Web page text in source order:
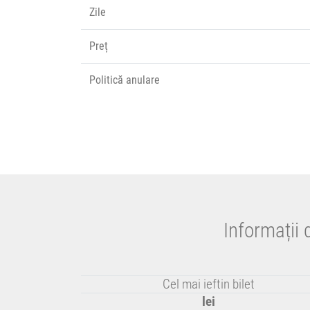
Zile
Preț
Politică anulare
Informații
Cel mai ieftin bilet
lei